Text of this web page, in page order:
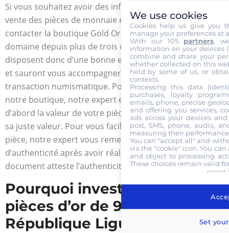
Si vous souhaitez avoir des informations sur l’achat et la
vente des pièces de monnaie en or, n’hésitez pas à
contacter la boutique Gold Or Cash. Elle opère dans ce
domaine depuis plus de trois décennies. Nos experts
disposent donc d’une bonne expérience professionnelle
et sauront vous accompagner à chaque étape de votre
transaction numismatique. Pour réaliser une vente dans
notre boutique, notre expert en estimation détermine
d’abord la valeur de votre pièce d’or afin de la racheter à
sa juste valeur. Pour vous faciliter la revente de votre
pièce, notre expert vous remet son certificat
d’authenticité après avoir réalisé votre achat. Ce
document atteste l’authenticité de la pièce.
Pourquoi investir dans les
pièces d’or de 96 Lire –
République Ligure ?
We use cookies
Cookies help us give you
manage your preferences at
With our 105 partners,
information on your devices
combine and share your
whether collected on this
held by some of us, or
contexts.
Processing this data
purchases, loyalty
emails, phone, precise
and offering you services,
ads across your devices
post, SMS, phone, audio,
measuring their
You can "accept all" and
via the "cookie" icon. You
and object to processing
These choices remain valid
powered
Set